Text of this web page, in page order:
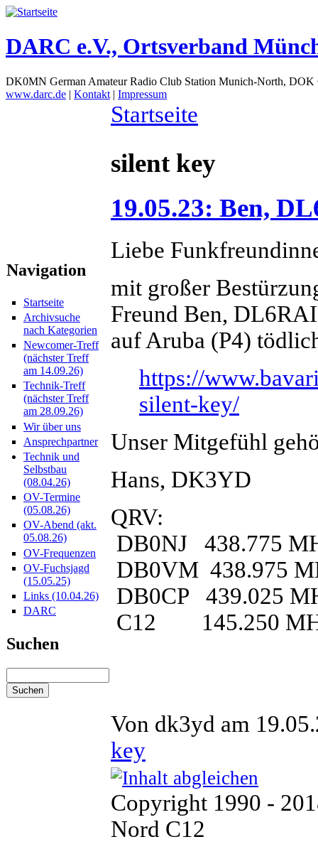
DARC e.V., Ortsverband
DK0MN German Amateur Radio Club Station Munich-North,
www.darc.de | Kontakt | Impressum
Navigation
Startseite
Archivsuche
nach Kategorien
Newcomer-Treff
(nächster Treff
am 14.09.26)
Technik-Treff
(nächster Treff
am 28.09.26)
Wir über uns
Ansprechpartner
Technik und
Selbstbau
(08.04.26)
OV-Termine
(05.08.26)
OV-Abend (akt.
05.08.26)
OV-Frequenzen
OV-Fuchsjagd
(15.05.25)
Links (10.04.26)
DARC
Suchen
Startseite
silent key
19.05.23: Ben,
Liebe
mit großer
Freund Ben,
auf Aruba (P4)
https://
silent-key/
Unser Mitgefühl
Hans, DK3YD
QRV:
DB0NJ 438.775
DB0VM 438.975
DB0CP 439.025
C12 145.250
Von dk3yd am
key
Copyright 1990 -
Nord C12